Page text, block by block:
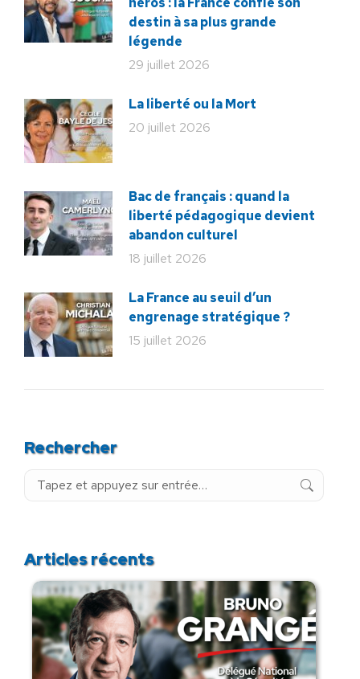
destin à sa plus grande
légende
29 juillet 2026
La liberté ou la Mort
20 juillet 2026
Bac de français : quand la
liberté pédagogique devient
abandon culturel
18 juillet 2026
La France au seuil d’un
engrenage stratégique ?
15 juillet 2026
Rechercher
Recherche
Articles récents